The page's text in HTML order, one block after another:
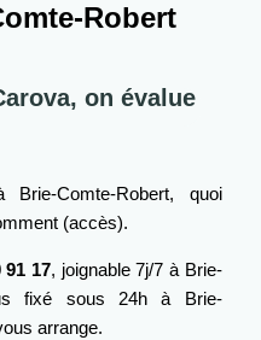
Robert
on évalue
Comte-Robert, quoi
(accès).
91 17, joignable 7j/7 à Brie-
fixé sous 24h à Brie-
arrange.